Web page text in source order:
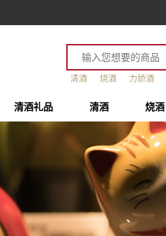
清酒 烧酒 力娇酒
清酒礼品 清酒 烧酒